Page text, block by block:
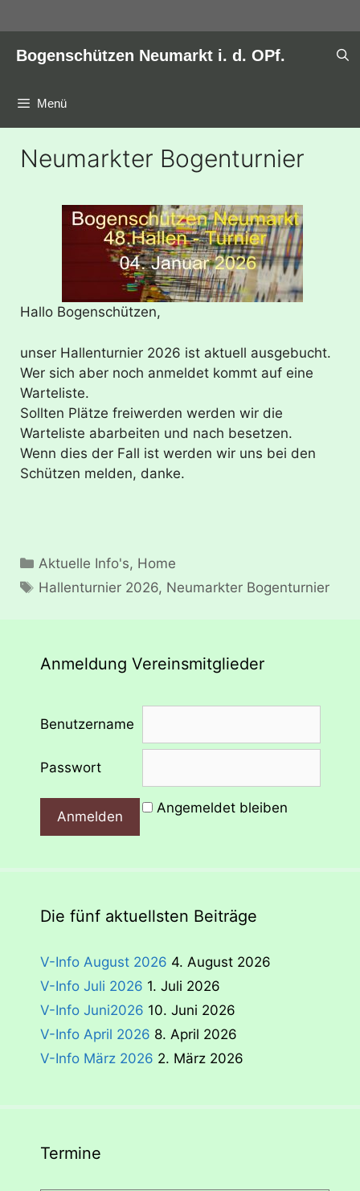
Inhalt
springen
Bogenschützen Neumarkt i. d. OPf.
Menü
Neumarkter Bogenturnier
Hallo Bogenschützen,
unser Hallenturnier 2026 ist aktuell ausgebucht.
Wer sich aber noch anmeldet kommt auf eine
Warteliste.
Sollten Plätze freiwerden werden wir die
Warteliste abarbeiten und nach besetzen.
Wenn dies der Fall ist werden wir uns bei den
Schützen melden, danke.
Kategorien
Aktuelle Info's, Home
Schlagwörter
Hallenturnier 2026, Neumarkter Bogenturnier
Anmeldung Vereinsmitglieder
Benutzername
Passwort
Angemeldet bleiben
Die fünf aktuellsten Beiträge
V-Info August 2026 4. August 2026
V-Info Juli 2026 1. Juli 2026
V-Info Juni2026 10. Juni 2026
V-Info April 2026 8. April 2026
V-Info März 2026 2. März 2026
Termine